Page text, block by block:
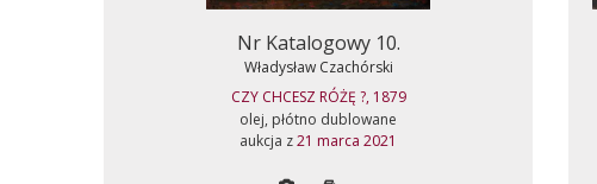
Nr Katalogowy 10.
Władysław Czachórski
CZY CHCESZ RÓŻĘ ?, 1879
olej, płótno dublowane
aukcja z21 marca 2021